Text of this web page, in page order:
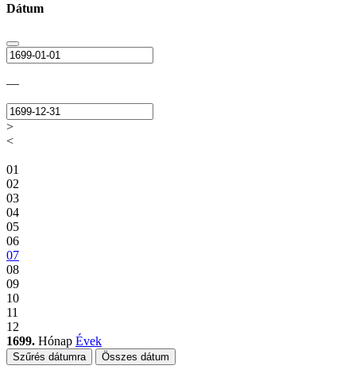
Dátum
—
>
<
01
02
03
04
05
06
07
08
09
10
11
12
1699. Hónap Évek
Szűrés dátumra Összes dátum